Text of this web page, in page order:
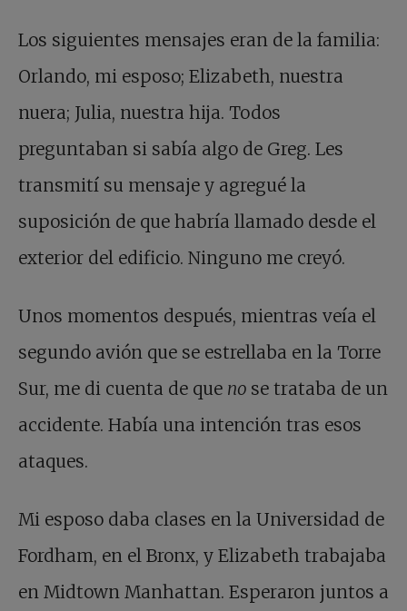
Los siguientes mensajes eran de la familia:
Orlando, mi esposo; Elizabeth, nuestra
nuera; Julia, nuestra hija. Todos
preguntaban si sabía algo de Greg. Les
transmití su mensaje y agregué la
suposición de que habría llamado desde el
exterior del edificio. Ninguno me creyó.
Unos momentos después, mientras veía el
segundo avión que se estrellaba en la Torre
Sur, me di cuenta de que no se trataba de un
accidente. Había una intención tras esos
ataques.
Mi esposo daba clases en la Universidad de
Fordham, en el Bronx, y Elizabeth trabajaba
en Midtown Manhattan. Esperaron juntos a